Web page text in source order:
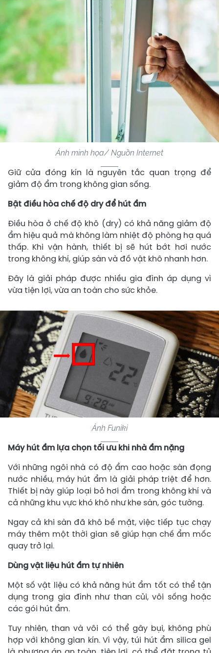
Ảnh minh họa/ Nguồn Internet
Giữ cửa đóng kín là nguyên tắc quan trọng để
giảm độ ẩm trong không gian sống.
Bật điều hòa chế độ dry để hút ẩm
Điều hòa ở chế độ khô (dry) có khả năng giảm độ
ẩm hiệu quả mà không làm nhiệt độ phòng hạ quá
thấp. Khi vận hành, thiết bị sẽ hút bớt hơi nước
trong không khí, giúp sàn và đồ vật khô nhanh hơn.
Đây là giải pháp được nhiều gia đình áp dụng vì
vừa tiện lợi, vừa an toàn cho sức khỏe.
Ảnh Funiki
Máy hút ẩm lựa chọn tối ưu khi nhà ẩm nặng
Với những ngôi nhà có độ ẩm cao hoặc sàn đọng
nước nhiều, máy hút ẩm là giải pháp triệt để hơn.
Thiết bị này giúp loại bỏ hơi ẩm trong không khí và
cả những khu vực khó khô như khe sàn, góc tường.
Ngay cả khi sàn đã khô bề mặt, việc tiếp tục chạy
máy thêm một thời gian sẽ giúp hạn chế ẩm mốc
quay trở lại.
Dùng vật liệu hút ẩm tự nhiên
Một số vật liệu có khả năng hút ẩm tốt có thể tận
dụng trong gia đình như than củi, vôi sống hoặc
các gói hút ẩm.
Tuy nhiên, than và vôi có thể gây bụi, không phù
hợp với không gian kín. Vì vậy, túi hút ẩm silica gel